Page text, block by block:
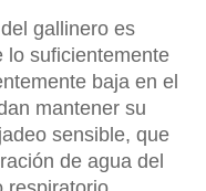
gallinero es
lo suficientemente
baja en el
mantener su
sensible, que
de agua del